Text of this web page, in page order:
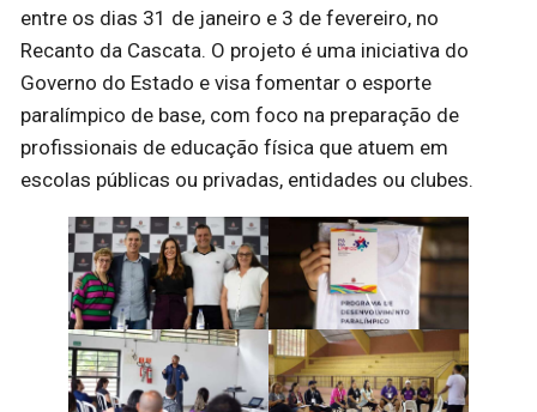
entre os dias 31 de janeiro e 3 de fevereiro, no
Recanto da Cascata. O projeto é uma iniciativa do
Governo do Estado e visa fomentar o esporte
paralímpico de base, com foco na preparação de
profissionais de educação física que atuem em
escolas públicas ou privadas, entidades ou clubes.